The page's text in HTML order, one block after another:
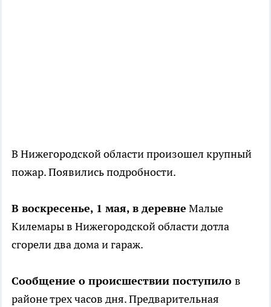
В Нижегородской области произошел крупный
пожар. Появились подробности.
В воскресенье, 1 мая, в деревне Малые
Килемары в Нижегородской области дотла
сгорели два дома и гараж.
Сообщение о происшествии поступило в
районе трех часов дня. Предварительная